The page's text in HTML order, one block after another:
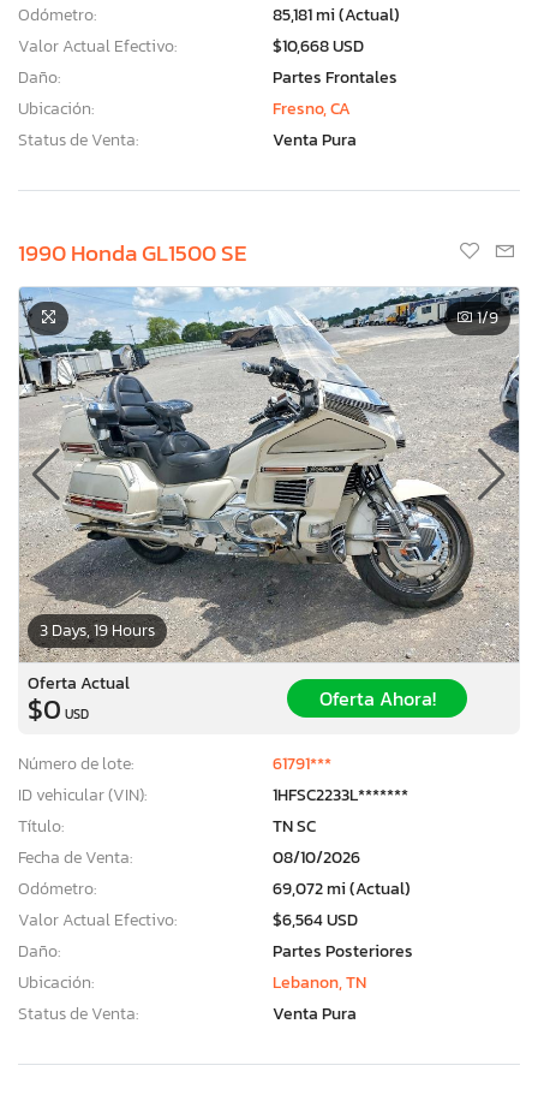
Odómetro:
85,181 mi (Actual)
Valor Actual Efectivo:
$10,668 USD
Daño:
Partes Frontales
Ubicación:
Fresno, CA
Status de Venta:
Venta Pura
1990 Honda GL1500 SE
3 Days, 19 Hours
1/9
Oferta Actual
$0 USD
Oferta Ahora!
Número de lote:
61791***
ID vehicular (VIN):
1HFSC2233L*******
Título:
TN SC
Fecha de Venta:
08/10/2026
Odómetro:
69,072 mi (Actual)
Valor Actual Efectivo:
$6,564 USD
Daño:
Partes Posteriores
Ubicación:
Lebanon, TN
Status de Venta:
Venta Pura